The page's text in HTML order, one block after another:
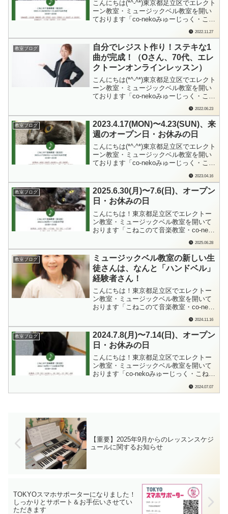
こんにちは(*^-^*)東京都足立区でエレクト
ーン教室・ミュージックベル教室を開い
ております「co-nekoみゅーじっく・こね
す。明日11/28（月）から12/4（日）まで
の、教室Open日・お休みの日をお知らせ
します。「来週1週間分の教室の予定」
を、日曜日にお知ら...
2022.11.27
教室ブログ
自分でレジスト作り！ステキな1
曲が完成！（Oさん、70代、エレ
クトーンオンラインレッスン）
こんにちは(*^-^*)東京都足立区でエレクト
ーン教室・ミュージックベル教室を開い
ております「co-nekoみゅーじっく・こね
す。お好きでいらっしゃるという「リチ
ャード・クレイダーマン」の曲「星空の
ピアニスト」を弾きたくて。Oさんと一
緒にレジスト作成を始めたのは2ヶ...
2022.06.23
教室ブログ
2023.4.17(MON)〜4.23(SUN)、来
週のオープン日・お休みの日
こんにちは(*^-^*)東京都足立区でエレクト
ーン教室・ミュージックベル教室を開い
ております「co-nekoみゅーじっく・こね
す。毎週日曜日に、来週の教室オープン
日、おやすみの日をお知らせしておりま
す。4/17（月）～4/23（日）までの教室
は…レッスンお休み：4/...
2023.04.16
教室ブログ
2025.6.30(月)〜7.6(日)、オープン
日・お休みの日
こんにちは！東京都足立区でエレクトー
ン教室・ミュージックベル教室を開いて
おります「こねこのて音楽教室・co-neko
毎週日曜日に、来週の教室オープン日、
おやすみの日をお知らせしております
が、今週は29日（日）銀座ヤマハホール
での合同発表会に参加してまいりますた
め、...
2025.06.28
教室ブログ
ミュージックベル教室の新しい生
徒さんは、なんと「ハンドベル」
経験者さん！
こんにちは！東京都足立区でエレクトー
ン教室・ミュージックベル教室を開いて
おります「こねこのて音楽教室・co-neko
「ハンドベルをやっていらっしゃったそ
うなんです、今日、見学に来てくださっ
てる方」おぉ！一度も演奏したことがな
い（←私）ハンドベルを実際に演奏され
たご...
2024.11.16
教室ブログ
2024.7.8(月)〜7.14(日)、オープン
日・お休みの日
こんにちは！東京都足立区でエレクトー
ン教室・ミュージックベル教室を開いて
おります「co-nekoみゅーじっく・こねこ
毎週日曜日に、来週の教室オープン日、
2024.07.07
【重要】2025年9月からのレッスンスケジ
ュールに関するお知らせ
TOKYOスマホサポーターになりました！
しっかりとサポート＆お手伝いさせてい
ただきます